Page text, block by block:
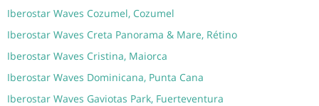
Iberostar Waves Cozumel, Cozumel
Iberostar Waves Creta Panorama & Mare, Rétino
Iberostar Waves Cristina, Maiorca
Iberostar Waves Dominicana, Punta Cana
Iberostar Waves Gaviotas Park, Fuerteventura